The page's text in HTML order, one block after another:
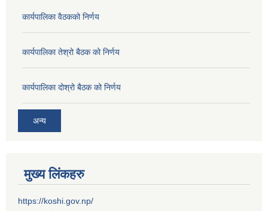
कार्यपालिका वैठकको निर्णय
कार्यपालिका तेश्रो बैठक को निर्णय
कार्यपालिका दोश्रो बैठक को निर्णय
अन्य
मुख्य लिंकहरु
https://koshi.gov.np/